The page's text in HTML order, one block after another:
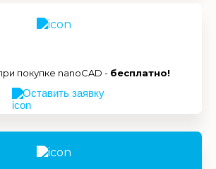
покупке nanoCAD - бесплатно!
Оставить заявку